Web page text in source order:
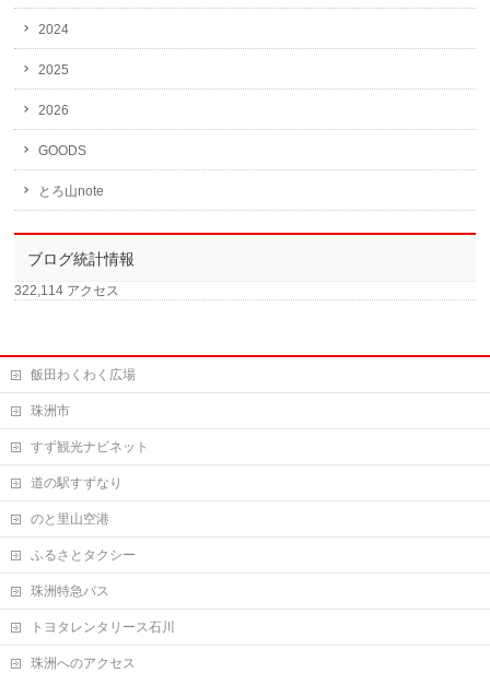
2024
2025
2026
GOODS
とろ山note
ブログ統計情報
322,114 アクセス
飯田わくわく広場
珠洲市
すず観光ナビネット
道の駅すずなり
のと里山空港
ふるさとタクシー
珠洲特急バス
トヨタレンタリース石川
珠洲へのアクセス